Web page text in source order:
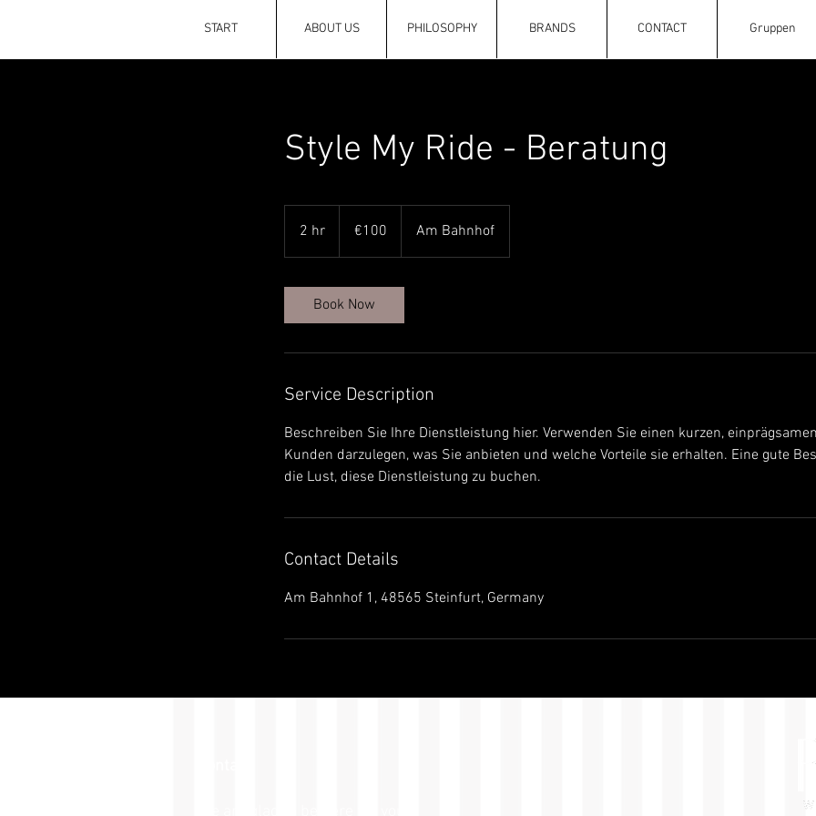
START ABOUT US PHILOSOPHY BRANDS CONTACT Gruppen
Style My Ride - Beratung
2 hr
h
€100 Am Bahnhof
Book Now
Service Description
Beschreiben Sie Ihre Dienstleistung hier. Verwenden Sie einen kurzen,
Kunden darzulegen, was Sie anbieten und welche Vorteile sie erhalten. Eine gute
die Lust, diese Dienstleistung zu buchen.
Contact Details
Am Bahnhof 1, 48565 Steinfurt, Germany